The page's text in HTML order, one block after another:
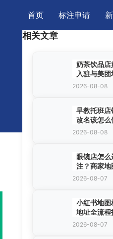
首页 标注申请
相关文章
奶茶饮品
入驻与美
2026-08-08
早教托班店
改名该怎么
2026-08-08
眼镜店怎
注？商家地
2026-08-07
小红书地图
地址全流程
2026-08-07